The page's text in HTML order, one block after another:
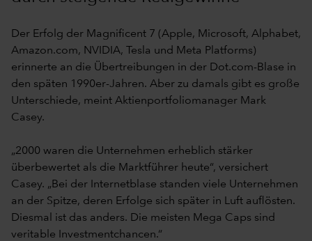
Der Erfolg der Magnificent 7 (Apple, Microsoft, Alphabet,
Amazon.com, NVIDIA, Tesla und Meta Platforms)
erinnerte an die Übertreibungen in der Dot.com-Blase in
den späten 1990er-Jahren. Aber zu damals gibt es große
Unterschiede, meint Aktienportfoliomanager Mark
Casey.
„2000 waren die Unternehmen erheblich stärker
überbewertet als die Marktführer heute“, versichert
Casey. „Bei der Internetblase standen viele Unternehmen
an der Spitze, deren Erfolge sich später in Luft auflösten.
Diesmal ist das anders. Die meisten Mega Caps sind
veritable Investmentchancen.“